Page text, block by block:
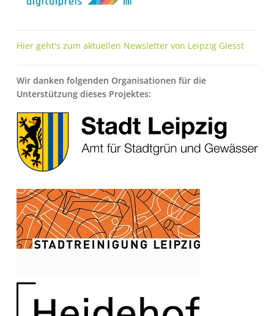
Hier geht's zum aktuellen Newsletter von Leipzig Giesst
Wir danken folgenden Organisationen für die
Unterstützung dieses Projektes:
Bild
Bild
Bild